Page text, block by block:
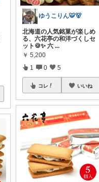
ゆうこりん🐯🐻
北海道の人気銘菓が楽しめ
る、六花亭の和洋づくしセ
ット🍪✨ 六 ...
￥ 5,200
1 0 5
コレ いいね